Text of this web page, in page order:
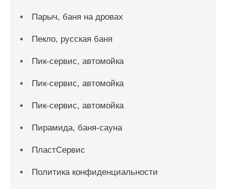
Парыч, баня на дровах
Пекло, русская баня
Пик-сервис, автомойка
Пик-сервис, автомойка
Пик-сервис, автомойка
Пирамида, баня-сауна
ПластСервис
Политика конфиденциальности